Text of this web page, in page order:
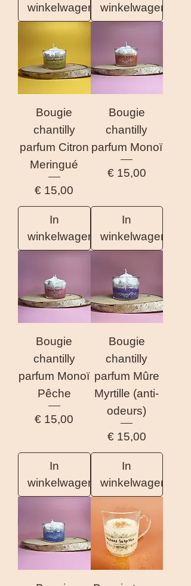
winkelwagen
winkelwagen
Bougie
chantilly
parfum Citron
Meringué
Prijs
€ 15,00
In
winkelwagen
Bougie
chantilly
parfum Monoï
Prijs
€ 15,00
In
winkelwagen
Bougie
chantilly
parfum Monoï
Pêche
Prijs
€ 15,00
In
winkelwagen
Bougie
chantilly
parfum Mûre
Myrtille (anti-
odeurs)
Prijs
€ 15,00
In
winkelwagen